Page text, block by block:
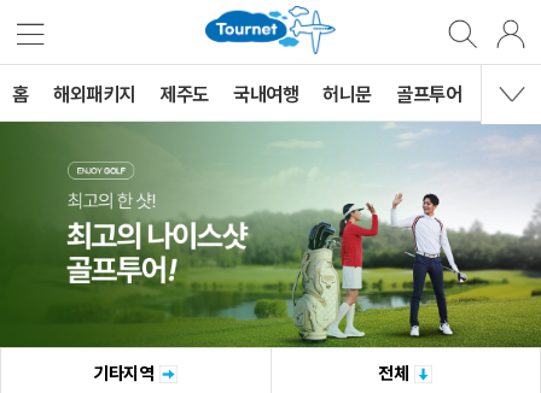
홈 해외패키지 제주도 국내여행 허니문 골프투어 MVG
기타지역 전체